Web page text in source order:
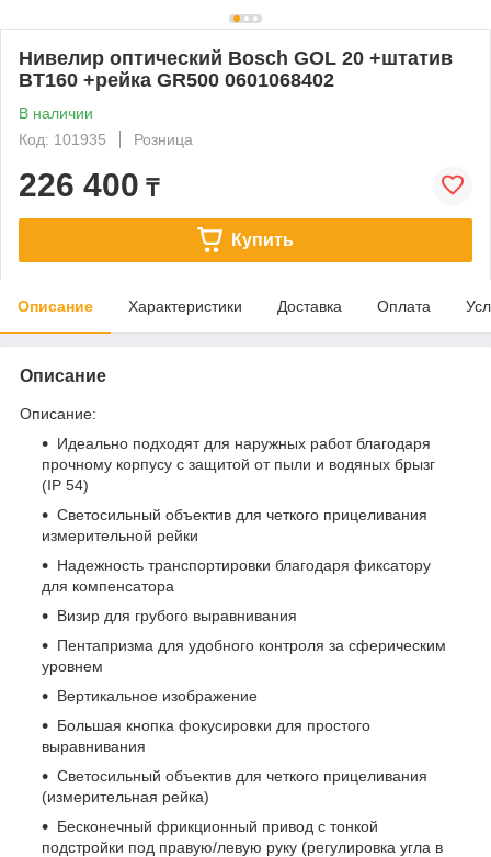
Нивелир оптический Bosch GOL 20 +штатив
BT160 +рейка GR500 0601068402
В наличии
Код: 101935
Розница
226 400 ₸
Купить
Описание Характеристики Доставка Оплата
Описание
Описание:
Идеально подходят для наружных работ благодаря
прочному корпусу с защитой от пыли и водяных брызг
(IP 54)
Светосильный объектив для четкого прицеливания
измерительной рейки
Надежность транспортировки благодаря фиксатору
для компенсатора
Визир для грубого выравнивания
Пентапризма для удобного контроля за сферическим
уровнем
Вертикальное изображение
Большая кнопка фокусировки для простого
выравнивания
Светосильный объектив для четкого прицеливания
(измерительная рейка)
Бесконечный фрикционный привод с тонкой
подстройки под правую/левую руку (регулировка угла в